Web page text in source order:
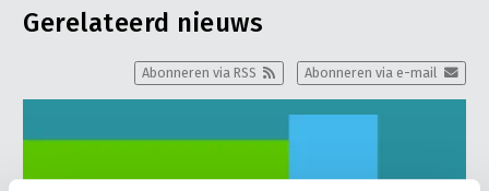
Gerelateerd nieuws
Abonneren via e-mail
Abonneren via RSS